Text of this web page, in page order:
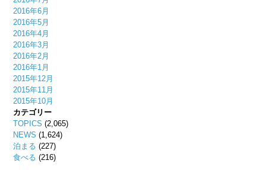
2016年6月
2016年5月
2016年4月
2016年3月
2016年2月
2016年1月
2015年12月
2015年11月
2015年10月
カテゴリー
TOPICS (2,065)
NEWS (1,624)
泊まる (227)
食べる (216)